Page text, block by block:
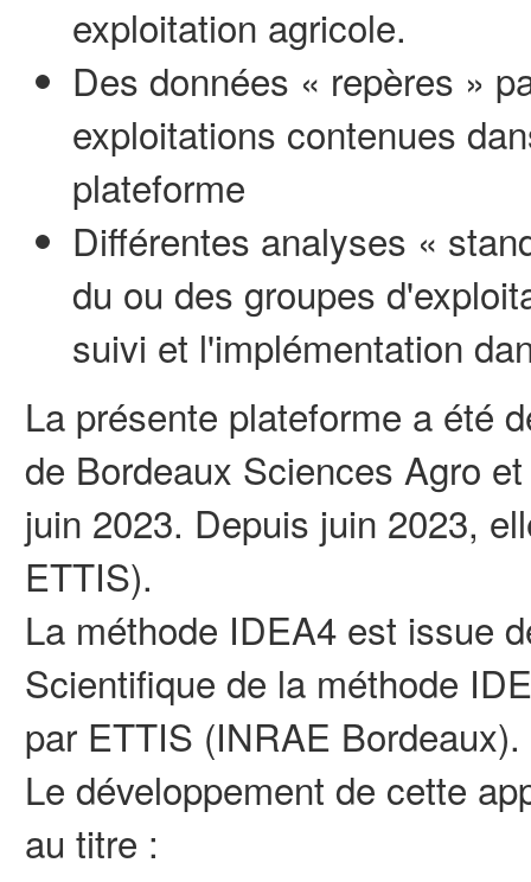
exploitation agricole.
Des données « repères »
exploitations contenues
plateforme
Différentes analyses «
du ou des groupes
suivi et l'implémentation
La présente plateforme a été
de Bordeaux Sciences Agro
juin 2023. Depuis juin 2023,
ETTIS).
La méthode IDEA4 est issue
Scientifique de la méthode
par ETTIS (INRAE Bordeaux).
Le développement de cette
au titre :